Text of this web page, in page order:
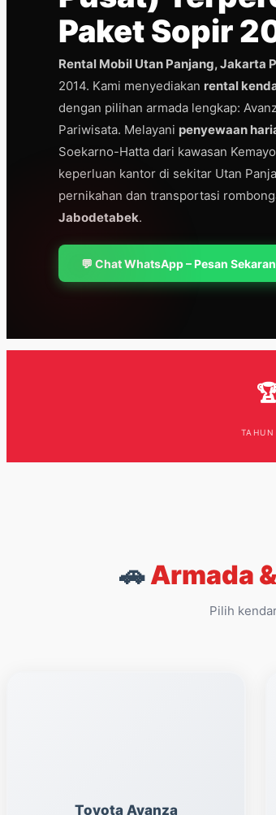
Paket Sopir
Rental Mobil Utan Panjang, Jakarta
2014. Kami menyediakan rental
dengan pilihan armada lengkap:
Pariwisata. Melayani penyewaan
Soekarno-Hatta dari kawasan
keperluan kantor di sekitar Utan
pernikahan dan transportasi
Jabodetabek.
💬 Chat WhatsApp – Pesan
🚗Armada
Pilih
Toyota Avanza